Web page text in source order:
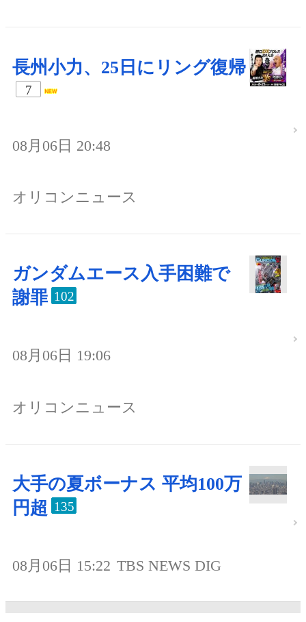
長州小力、25日にリング復帰
7
08月06日 20:48
オリコンニュース
ガンダムエース入手困難で
謝罪 102
08月06日 19:06
オリコンニュース
大手の夏ボーナス 平均100万
円超 135
08月06日 15:22 TBS NEWS DIG